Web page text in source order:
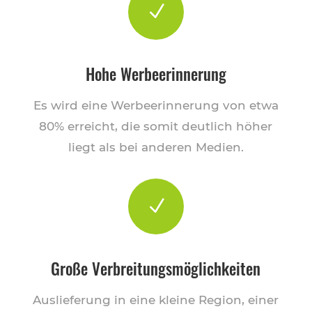
N
Hohe Werbeerinnerung
Es wird eine Werbeerinnerung von etwa
80% erreicht, die somit deutlich höher
liegt als bei anderen Medien.
N
Große Verbreitungsmöglichkeiten
Auslieferung in eine kleine Region, einer